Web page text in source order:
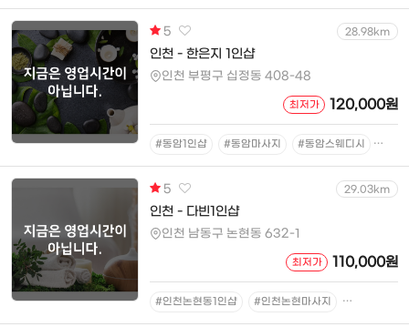
5 28.98km
인천 - 한은지 1인샵
인천 부평구 십정동 408-48
최저가 120,000원
#동암1인샵 #동암마사지 #동암스웨디시 #동
5 29.03km
인천 - 다빈1인샵
인천 남동구 논현동 632-1
최저가 110,000원
#인천논현동1인샵 #인천논현마사지 #인천논현스